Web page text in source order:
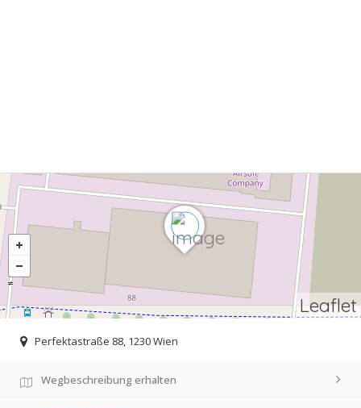
Leaflet
Perfektastraße 88, 1230 Wien
Wegbeschreibung erhalten